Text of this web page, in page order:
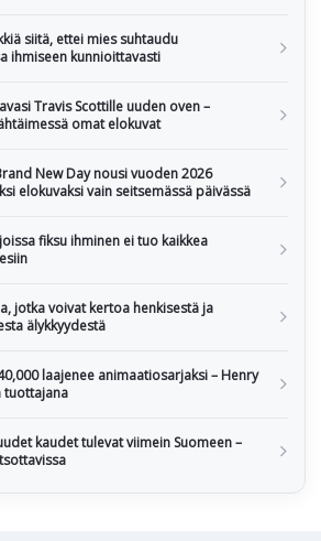
siitä, ettei mies suhtaudu
ihmiseen kunnioittavasti
Travis Scottille uuden oven –
omat elokuvat
New Day nousi vuoden 2026
elokuvaksi vain seitsemässä päivässä
fiksu ihminen ei tuo kaikkea
jotka voivat kertoa henkisestä ja
älykkyydestä
laajenee animaatiosarjaksi – Henry
tuottajana
kaudet tulevat viimein Suomeen –